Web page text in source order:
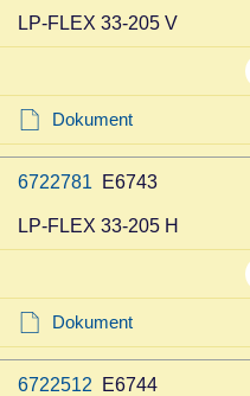
LP-FLEX 33-205 V
Dokument
6722781 E6743
LP-FLEX 33-205 H
Dokument
6722512 E6744